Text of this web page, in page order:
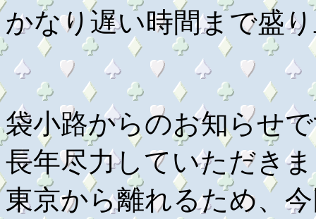
かなり遅い時間まで盛
袋小路からのお知らせ
長年尽力していただき
東京から離れるため、